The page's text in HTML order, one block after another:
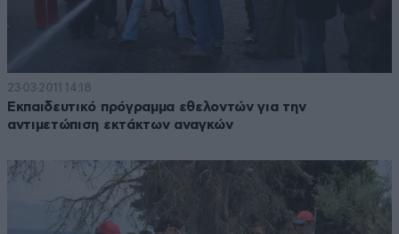
23·03·2011 14:18
Εκπαιδευτικό πρόγραμμα εθελοντών για την
αντιμετώπιση εκτάκτων αναγκών